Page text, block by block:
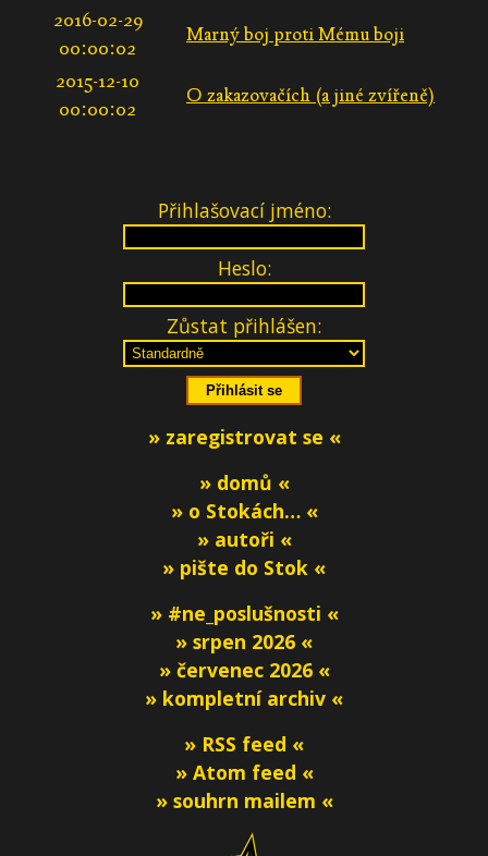
2016-02-29
00:00:02
Marný boj proti Mému boji
2015-12-10
00:00:02
O zakazovačích (a jiné zvířeně)
Přihlašovací jméno:
Heslo:
Zůstat přihlášen:
» zaregistrovat se «
» domů «
» o Stokách… «
» autoři «
» pište do Stok «
» #ne_poslušnosti «
» srpen 2026 «
» červenec 2026 «
» kompletní archiv «
» RSS feed «
» Atom feed «
» souhrn mailem «